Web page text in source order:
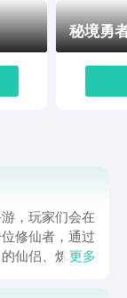
秘境勇
，玩家们会在
修仙者，通过
仙侣、炼制出
更多